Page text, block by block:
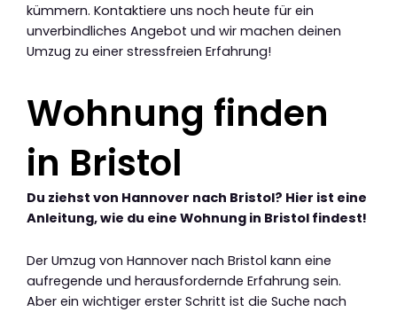
kümmern. Kontaktiere uns noch heute für ein
unverbindliches Angebot und wir machen deinen
Umzug zu einer stressfreien Erfahrung!
Wohnung finden
in Bristol
Du ziehst von Hannover nach Bristol? Hier ist eine
Anleitung, wie du eine Wohnung in Bristol findest!
Der Umzug von Hannover nach Bristol kann eine
aufregende und herausfordernde Erfahrung sein.
Aber ein wichtiger erster Schritt ist die Suche nach